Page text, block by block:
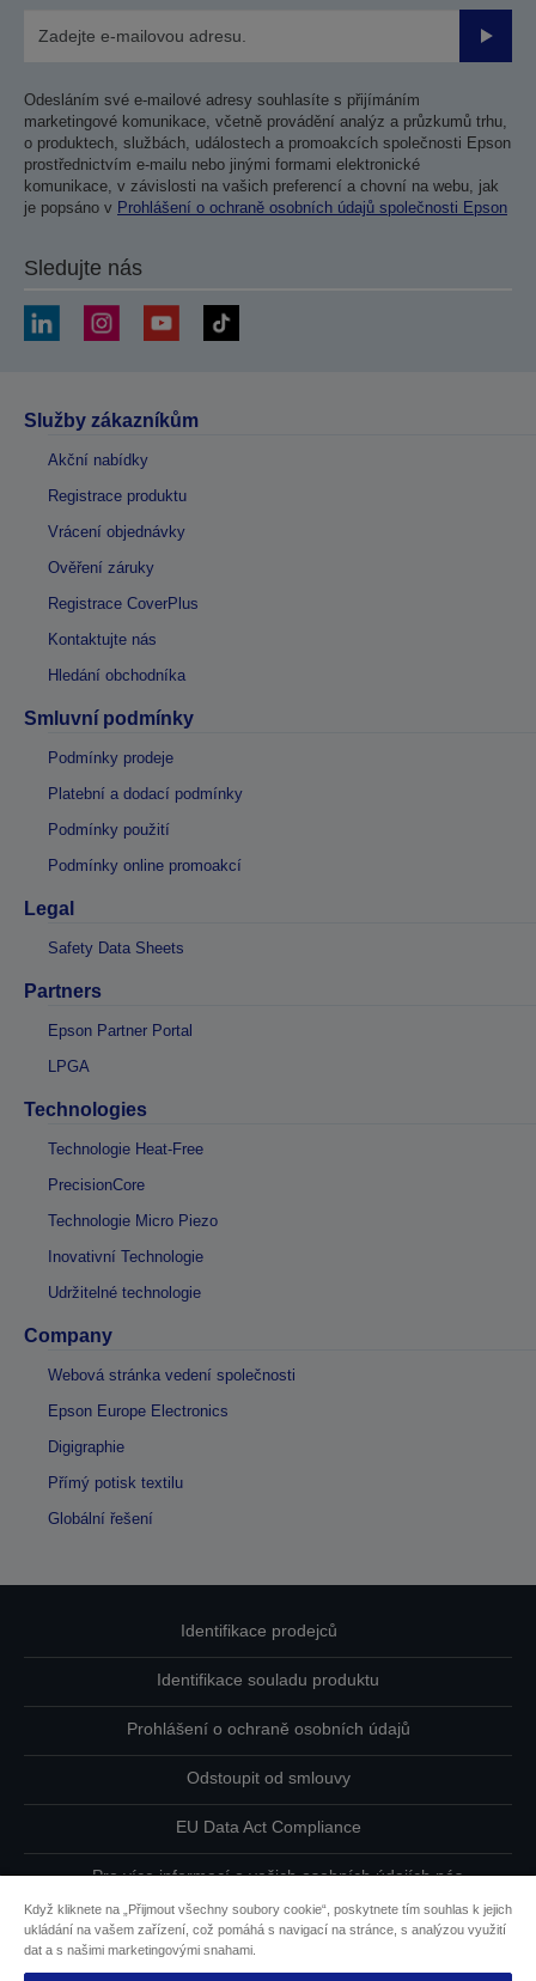
Odesláním své e-mailové adresy souhlasíte s přijímáním
marketingové komunikace, včetně provádění analýz a průzkumů trhu,
o produktech, službách, událostech a promoakcích společnosti Epson
prostřednictvím e-mailu nebo jinými formami elektronické
komunikace, v závislosti na vašich preferencí a chovní na webu, jak
je popsáno v Prohlášení o ochraně osobních údajů společnosti Epson
Sledujte nás
Služby zákazníkům
Akční nabídky
Registrace produktu
Vrácení objednávky
Ověření záruky
Registrace CoverPlus
Kontaktujte nás
Hledání obchodníka
Smluvní podmínky
Podmínky prodeje
Platební a dodací podmínky
Podmínky použití
Podmínky online promoakcí
Legal
Safety Data Sheets
Partners
Epson Partner Portal
LPGA
Technologies
Technologie Heat-Free
PrecisionCore
Technologie Micro Piezo
Inovativní Technologie
Udržitelné technologie
Company
Webová stránka vedení společnosti
Epson Europe Electronics
Digigraphie
Přímý potisk textilu
Globální řešení
Identifikace prodejců
Identifikace souladu produktu
Prohlášení o ochraně osobních údajů
Odstoupit od smlouvy
EU Data Act Compliance
Pro více informací o vašich osobních údajích nás
Informace o souborech cookie
Když kliknete na „Přijmout všechny soubory cookie“, poskytnete tím souhlas k jejich
ukládání na vašem zařízení, což pomáhá s navigací na stránce, s analýzou využití
dat a s našimi marketingovými snahami.